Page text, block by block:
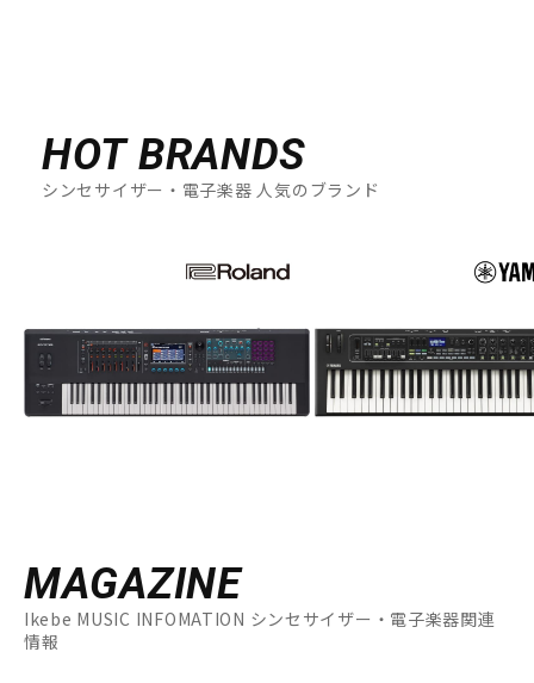
HOT BRANDS
シンセサイザー・電子楽器 人気のブランド
MAGAZINE
Ikebe MUSIC INFOMATION シンセサイザー・電子楽器関連
情報